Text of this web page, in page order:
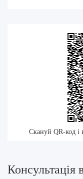
Скануй QR-код і
Консультація